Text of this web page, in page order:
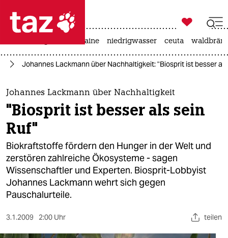
 taz zahl ich
taz zahl ich
themen
politik
öko
gesellschaft
kultur

taz zahl ich
krieg in der ukraine niedrigwasser ceuta
Johannes Lackmann über Nachhaltigkeit: "Biosprit ist besser
Johannes Lackmann über Nachhaltigkeit
"Biosprit ist besser als sein
Ruf"
Biokraftstoffe fördern den Hunger in der Welt und
zerstören zahlreiche Ökosysteme - sagen
Wissenschaftler und Experten. Biosprit-Lobbyist
Johannes Lackmann wehrt sich gegen
Pauschalurteile.
3.1.2009 2:00 Uhr teilen